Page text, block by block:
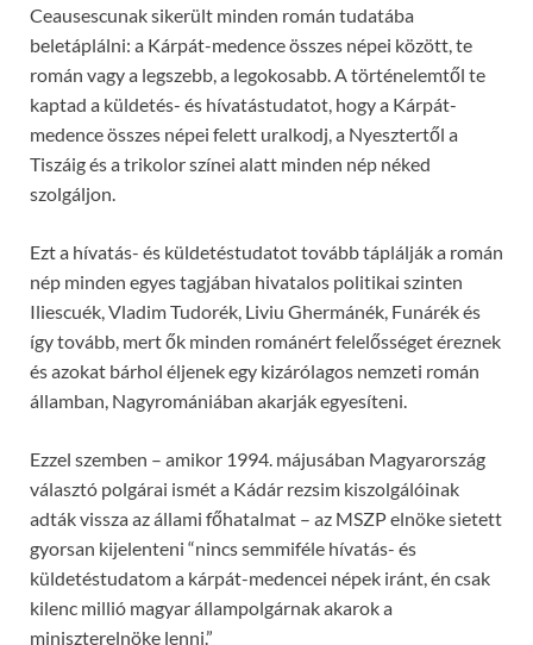
Ceausescunak sikerült minden román tudatába
beletáplálni: a Kárpát-medence összes népei között, te
román vagy a legszebb, a legokosabb. A történelemtől te
kaptad a küldetés- és hívatástudatot, hogy a Kárpát-
medence összes népei felett uralkodj, a Nyesztertől a
Tiszáig és a trikolor színei alatt minden nép néked
szolgáljon.
Ezt a hívatás- és küldetéstudatot tovább táplálják a román
nép minden egyes tagjában hivatalos politikai szinten
Iliescuék, Vladim Tudorék, Liviu Ghermánék, Funárék és
így tovább, mert ők minden románért felelősséget éreznek
és azokat bárhol éljenek egy kizárólagos nemzeti román
államban, Nagyromániában akarják egyesíteni.
Ezzel szemben – amikor 1994. májusában Magyarország
választó polgárai ismét a Kádár rezsim kiszolgálóinak
adták vissza az állami főhatalmat – az MSZP elnöke sietett
gyorsan kijelenteni “nincs semmiféle hívatás- és
küldetéstudatom a kárpát-medencei népek iránt, én csak
kilenc millió magyar állampolgárnak akarok a
miniszterelnöke lenni.”